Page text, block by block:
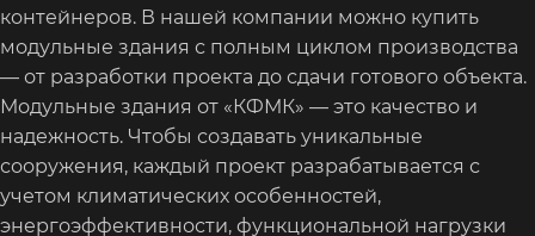
контейнеров. В нашей компании можно купить
модульные здания с полным циклом производства
— от разработки проекта до сдачи готового объекта.
Модульные здания от «КФМК» — это качество и
надежность. Чтобы создавать уникальные
сооружения, каждый проект разрабатывается с
учетом климатических особенностей,
энергоэффективности, функциональной нагрузки